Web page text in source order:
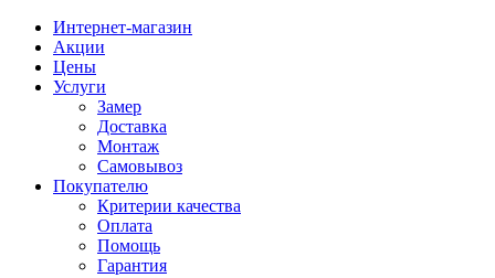
Интернет-магазин
Акции
Цены
Услуги
Замер
Доставка
Монтаж
Самовывоз
Покупателю
Критерии качества
Оплата
Помощь
Гарантия